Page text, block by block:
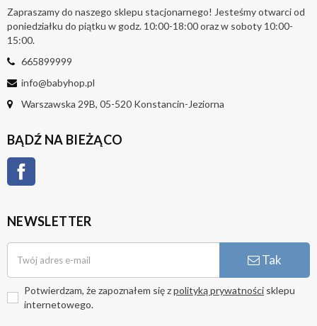
Zapraszamy do naszego sklepu stacjonarnego! Jesteśmy otwarci od
poniedziałku do piątku w godz. 10:00-18:00 oraz w soboty 10:00-
15:00.
665899999
info@babyhop.pl
Warszawska 29B, 05-520 Konstancin-Jeziorna
BĄDŹ NA BIEŻĄCO
NEWSLETTER
Tak
Potwierdzam, że zapoznałem się zpolityką prywatności sklepu
internetowego.